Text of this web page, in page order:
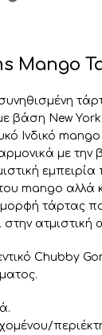
Mango
βάση New York
Ινδικό
με την
mango αλλά
τάρτας
ατμιστική
Chubby